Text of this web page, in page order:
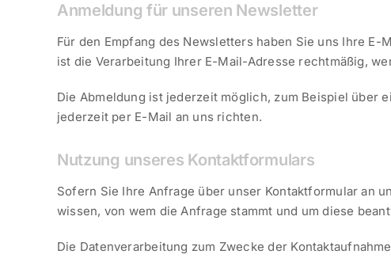
Anmeldung für unseren Newsletter
Für den Empfang des Newsletters haben Sie uns Ihre E-
ist die Verarbeitung Ihrer E-Mail-Adresse rechtmäßig,
Die Abmeldung ist jederzeit möglich, zum Beispiel über
jederzeit per E-Mail an uns richten.
Nutzung unseres Kontaktformulars
Sofern Sie Ihre Anfrage über unser Kontaktformular an
wissen, von wem die Anfrage stammt und um diese
Die Datenverarbeitung zum Zwecke der